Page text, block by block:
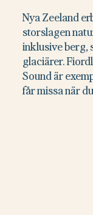
Nya Zeeland
storslagen
inklusive berg,
glaciärer.
Sound är
får missa när